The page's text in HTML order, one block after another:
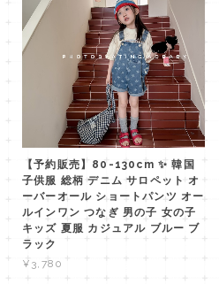
【予約販売】80-130cm ✨ 韓国
子供服 総柄 デニム サロペット オ
ーバーオール ショートパンツ オー
ルインワン つなぎ 男の子 女の子
キッズ 夏服 カジュアル ブルー ブ
ラック
¥3,780